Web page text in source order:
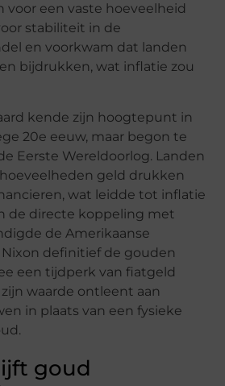
voor een vaste hoeveelheid
stabiliteit in de
en voorkwam dat landen
bijdrukken, wat inflatie zou
kende zijn hoogtepunt in
20e eeuw, maar begon te
Eerste Wereldoorlog. Landen
geld drukken
wat leidde tot inflatie
de directe koppeling met
de Amerikaanse
definitief de gouden
een tijdperk van fiatgeld
waarde ontleent aan
in plaats van een fysieke
goud